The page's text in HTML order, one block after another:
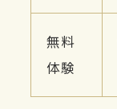
無料
体験